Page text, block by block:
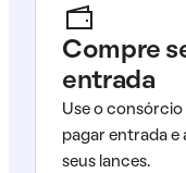
Compre
entrada
Use o consórcio
pagar entrada e
seus lances.